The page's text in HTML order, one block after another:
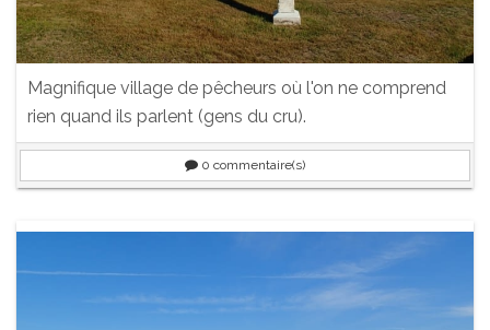
Magnifique village de pêcheurs où l'on ne comprend
rien quand ils parlent (gens du cru).
0 commentaire(s)